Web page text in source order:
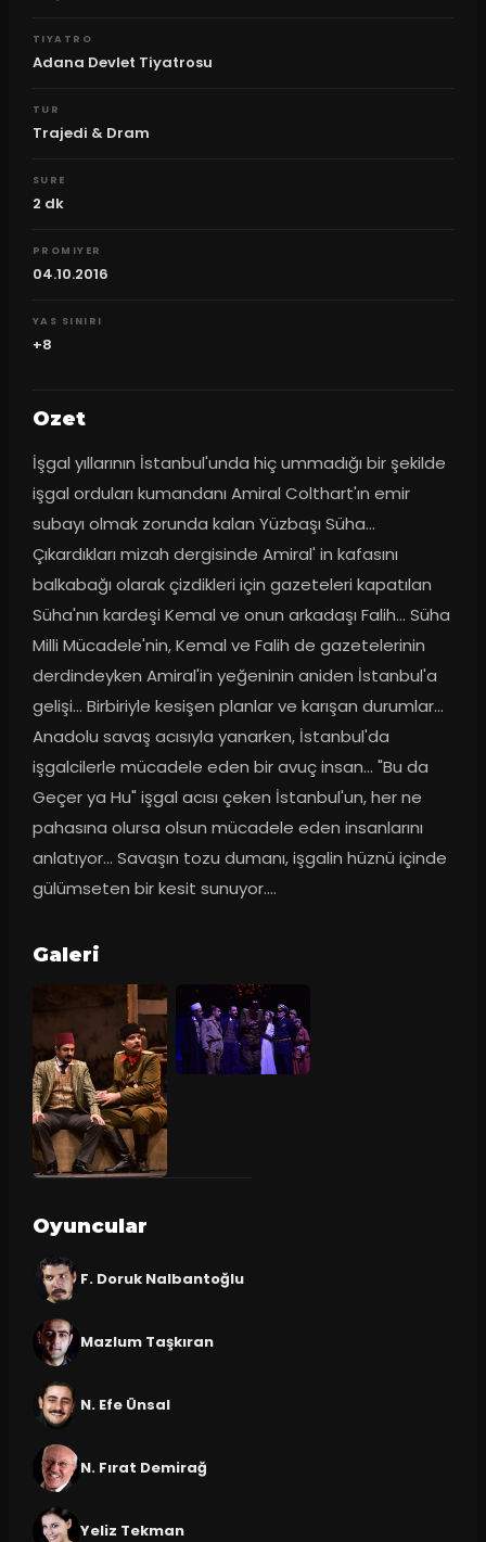
TIYATRO
Adana Devlet Tiyatrosu
TUR
Trajedi & Dram
SURE
2 dk
PROMIYER
04.10.2016
YAS SINIRI
+8
Ozet
İşgal yıllarının İstanbul'unda hiç ummadığı bir şekilde
işgal orduları kumandanı Amiral Colthart'ın emir
subayı olmak zorunda kalan Yüzbaşı Süha...
Çıkardıkları mizah dergisinde Amiral' in kafasını
balkabağı olarak çizdikleri için gazeteleri kapatılan
Süha'nın kardeşi Kemal ve onun arkadaşı Falih... Süha
Milli Mücadele'nin, Kemal ve Falih de gazetelerinin
derdindeyken Amiral'in yeğeninin aniden İstanbul'a
gelişi... Birbiriyle kesişen planlar ve karışan durumlar...
Anadolu savaş acısıyla yanarken, İstanbul'da
işgalcilerle mücadele eden bir avuç insan... "Bu da
Geçer ya Hu" işgal acısı çeken İstanbul'un, her ne
pahasına olursa olsun mücadele eden insanlarını
anlatıyor… Savaşın tozu dumanı, işgalin hüznü içinde
gülümseten bir kesit sunuyor….
Galeri
Oyuncular
F. Doruk Nalbantoğlu
Mazlum Taşkıran
N. Efe Ünsal
N. Fırat Demirağ
Yeliz Tekman